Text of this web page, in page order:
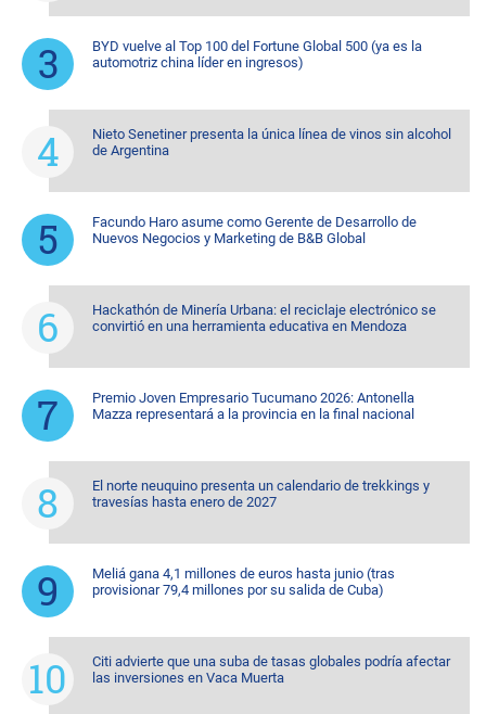
BYD vuelve al Top 100 del Fortune Global 500 (ya es la
automotriz china líder en ingresos)
Nieto Senetiner presenta la única línea de vinos sin alcohol
de Argentina
Facundo Haro asume como Gerente de Desarrollo de
Nuevos Negocios y Marketing de B&B Global
Hackathón de Minería Urbana: el reciclaje electrónico se
convirtió en una herramienta educativa en Mendoza
Premio Joven Empresario Tucumano 2026: Antonella
Mazza representará a la provincia en la final nacional
El norte neuquino presenta un calendario de trekkings y
travesías hasta enero de 2027
Meliá gana 4,1 millones de euros hasta junio (tras
provisionar 79,4 millones por su salida de Cuba)
Citi advierte que una suba de tasas globales podría afectar
las inversiones en Vaca Muerta